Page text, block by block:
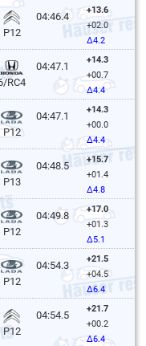
P12
04:46.4
+13.6
+02.0
Δ4.2
RC4
04:47.1
+14.3
+00.7
Δ4.4
P12
04:47.1
+14.3
+00.0
Δ4.4
P13
04:48.5
+15.7
+01.4
Δ4.8
P12
04:49.8
+17.0
+01.3
Δ5.1
P12
04:54.3
+21.5
+04.5
Δ6.4
P12
04:54.5
+21.7
+00.2
Δ6.4